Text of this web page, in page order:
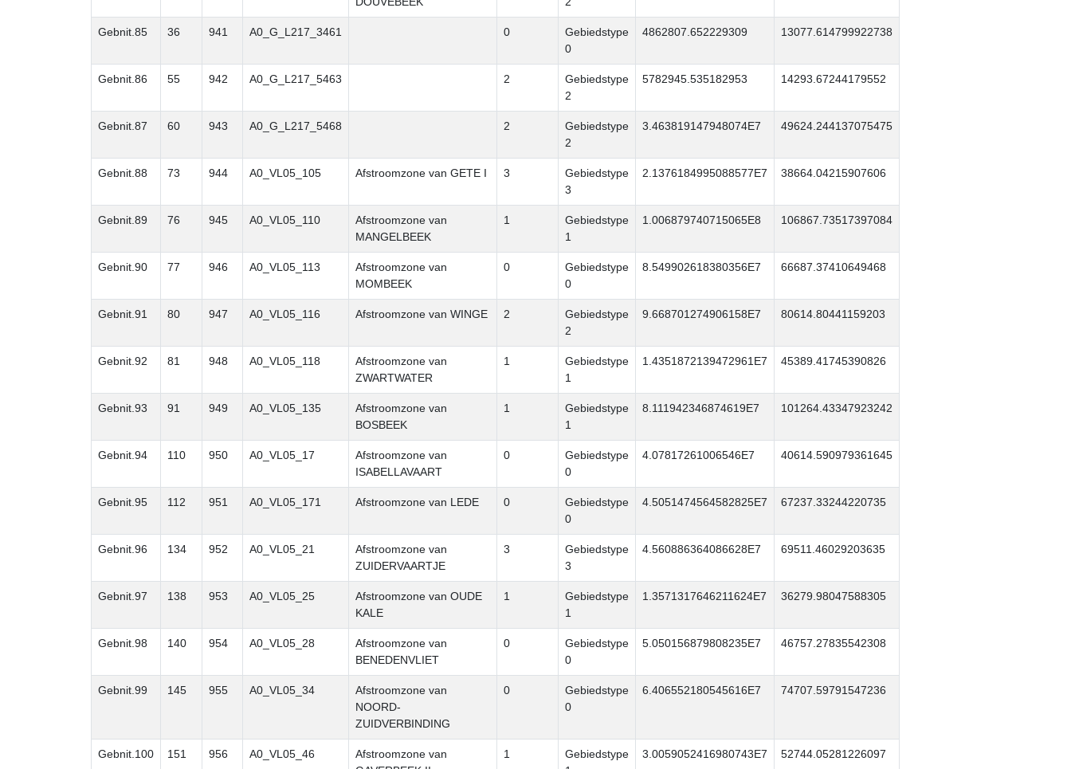
Gebnit.85 36 941 A0_G_L217_3461 0
Gebiedstype
0
4862807.652229309 13077.614799922738
Gebnit.86 55 942 A0_G_L217_5463 2
Gebiedstype
2
5782945.535182953 14293.67244179552
Gebnit.87 60 943 A0_G_L217_5468 2
Gebiedstype
2
3.463819147948074E7 49624.244137075475
Gebnit.88 73 944 A0_VL05_105 Afstroomzone van GETE I 3
Gebiedstype
3
2.1376184995088577E7 38664.04215907606
Gebnit.89 76 945 A0_VL05_110
Afstroomzone van
MANGELBEEK
1
Gebiedstype
1
1.006879740715065E8 106867.73517397084
Gebnit.90 77 946 A0_VL05_113
Afstroomzone van
MOMBEEK
0
Gebiedstype
0
8.549902618380356E7 66687.37410649468
Gebnit.91 80 947 A0_VL05_116 Afstroomzone van WINGE 2
Gebiedstype
2
9.668701274906158E7 80614.80441159203
Gebnit.92 81 948 A0_VL05_118
Afstroomzone van
ZWARTWATER
1
Gebiedstype
1
1.4351872139472961E7 45389.41745390826
Gebnit.93 91 949 A0_VL05_135
Afstroomzone van
BOSBEEK
1
Gebiedstype
1
8.111942346874619E7 101264.43347923242
Gebnit.94 110 950 A0_VL05_17
Afstroomzone van
ISABELLAVAART
0
Gebiedstype
0
4.07817261006546E7 40614.590979361645
Gebnit.95 112 951 A0_VL05_171 Afstroomzone van LEDE 0
Gebiedstype
0
4.5051474564582825E7 67237.33244220735
Gebnit.96 134 952 A0_VL05_21
Afstroomzone van
ZUIDERVAARTJE
3
Gebiedstype
3
4.560886364086628E7 69511.46029203635
Gebnit.97 138 953 A0_VL05_25
Afstroomzone van OUDE
KALE
1
Gebiedstype
1
1.3571317646211624E7 36279.98047588305
Gebnit.98 140 954 A0_VL05_28
Afstroomzone van
BENEDENVLIET
0
Gebiedstype
0
5.050156879808235E7 46757.27835542308
Gebnit.99 145 955 A0_VL05_34
Afstroomzone van
NOORD-
ZUIDVERBINDING
0
Gebiedstype
0
6.406552180545616E7 74707.59791547236
Gebnit.100 151 956 A0_VL05_46
Afstroomzone van
1
Gebiedstype
3.0059052416980743E7 52744.05281226097